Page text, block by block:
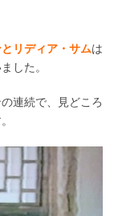
リディア・サムは
した。
連続で、見どころ